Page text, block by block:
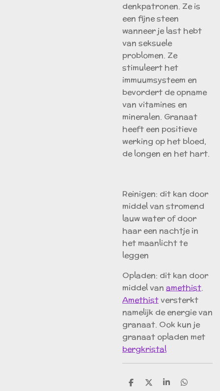
denkpatronen. Ze is
een fijne steen
wanneer je last hebt
van seksuele
problomen. Ze
stimuleert het
immuumsysteem en
bevordert de opname
van vitamines en
mineralen. Granaat
heeft een positieve
werking op het bloed,
de longen en het hart.
Reinigen: dit kan door
middel van stromend
lauw water of door
haar een nachtje in
het maanlicht te
leggen
Opladen: dit kan door
middel van amethist.
Amethistversterkt
namelijk de energie van
granaat. Ook kun je
granaat opladen met
bergkristal
D
D
S
D